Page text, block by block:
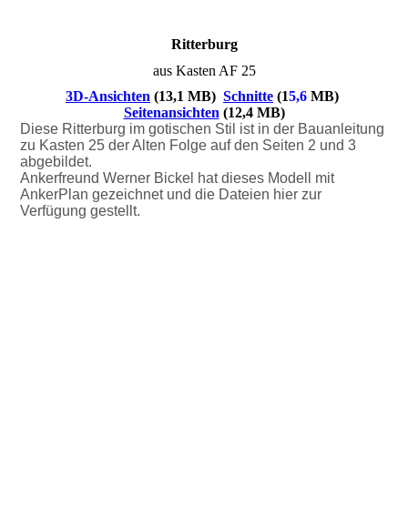
Ritterburg
aus Kasten AF 25
3D-Ansichten (13,1 MB) Schnitte (15,6 MB)
Seitenansichten (12,4 MB)
Diese Ritterburg im gotischen Stil ist in der Bauanleitung
zu Kasten 25 der Alten Folge auf den Seiten 2 und 3
abgebildet.
Ankerfreund Werner Bickel hat dieses Modell mit
AnkerPlan gezeichnet und die Dateien hier zur
Verfügung gestellt.